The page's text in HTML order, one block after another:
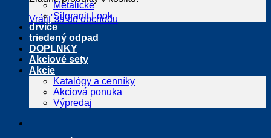
Vrátiť sa do obchodu
Metalické
Silgranit Look
drviče
triedený odpad
DOPLNKY
Akciové sety
Akcie
Katalógy a cenníky
Akciová ponuka
Výpredaj